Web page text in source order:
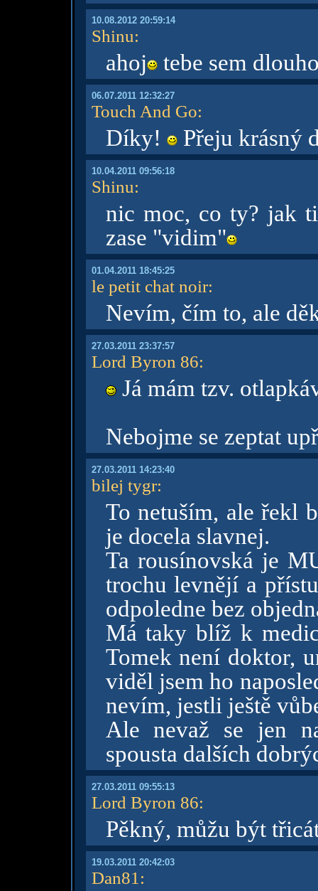
10.08.2012 20:59:14
Shinu:
ahoj tebe sem
06.07.2011 12:32:27
Touch And Go:
Díky! Přeju krásný
10.04.2011 09:56:18
Shinu:
nic moc, co ty? jak
zase "vidim"
01.04.2011 18:45:25
le petit chat noir:
Nevím, čím to, ale
27.03.2011 23:37:57
Lord Byron 86:
Já mám tzv.
Nebojme se zeptat
27.03.2011 14:23:40
bilej tygr:
To netuším, ale řekl
je docela slavnej.
Ta rousínovská je
trochu levnějí a
odpoledne bez
Má taky blíž k
Tomek není doktor,
viděl jsem ho
nevím, jestli ještě
Ale nevaž se jen
spousta dalších
27.03.2011 09:55:13
Lord Byron 86:
Pěkný, můžu být
19.03.2011 20:42:03
Dan81 :